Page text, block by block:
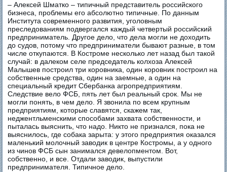
– Алексей Шматко – типичный представитель российского
бизнеса, проблемы его абсолютно типичные. По данным
Института современного развития, уголовным
преследованиям подвергался каждый четвертый российский
предприниматель. Другое дело, что дела могли не доходить
до судов, потому что предприниматели бывают разные, в том
числе откупаются. В Костроме несколько лет назад был такой
случай: в далеком селе председатель колхоза Алексей
Малышев построил три коровника, один коровник построил на
собственные средства, один на заемные, а один на
специальный кредит Сбербанка агропредприятиям.
Следствие вело ФСБ, пять лет был реальный срок. Мы не
могли понять, в чем дело. Я звонила по всем крупным
предприятиям, которые славятся, скажем так,
неджентльменскими способами захвата собственности, и
пыталась выяснить, что надо. Никто не признался, пока не
выяснилось, где собака зарыта: у этого предприятия оказался
маленький молочный заводик в центре Костромы, а у одного
из чинов ФСБ сын занимался девелопментом. Вот,
собственно, и все. Отдали заводик, выпустили
предпринимателя. Типичное дело.